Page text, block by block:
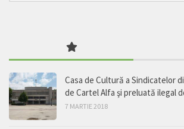
Casa de Cultură a Sindicatelor
de Cartel Alfa şi preluată ilegal
7 MARTIE 2018